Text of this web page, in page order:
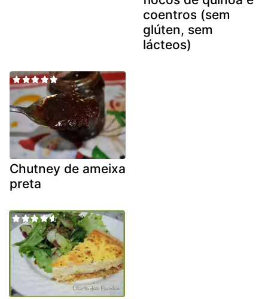
coentros (sem
glúten, sem
lácteos)
Chutney de ameixa
preta